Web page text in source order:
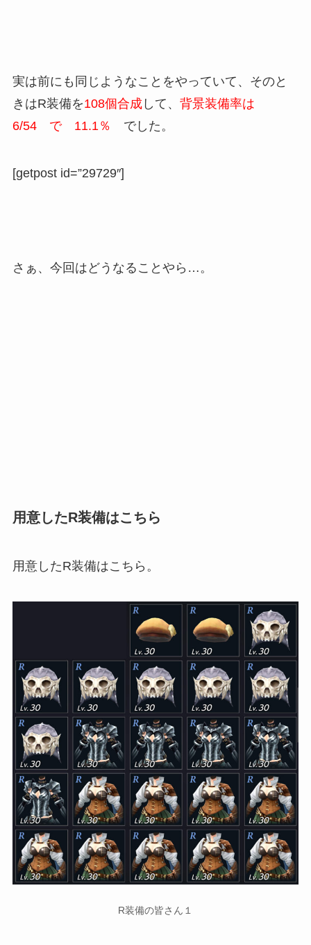
実は前にも同じようなことをやっていて、そのと
きはR装備を108個合成して、 背景装備率は
6/54 で 11.1％ でした。
[getpost id=”29729″]
さぁ、今回はどうなることやら…。
用意したR装備はこちら
用意したR装備はこちら。
R装備の皆さん１